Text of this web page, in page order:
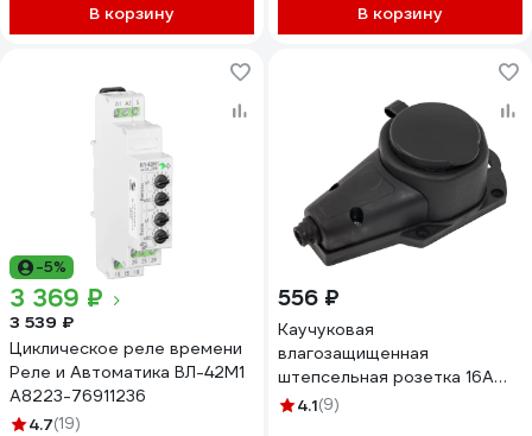
В корзину В корзину
-5%
3 369 ₽
3 539 ₽
Циклическое реле времени
Реле и Автоматика ВЛ-42М1
A8223-76911236
4.7(19)
556 ₽
Каучуковая
влагозащищенная
штепсельная розетка 16А
IP44 с/з Gigant RSG-5
4.1(9)